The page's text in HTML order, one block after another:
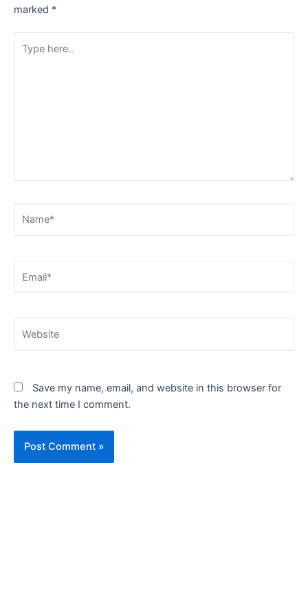
marked *
here..
Save my name, email, and website in this browser for
the next time I comment.